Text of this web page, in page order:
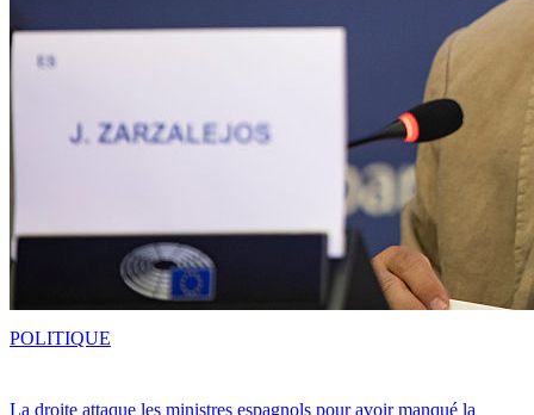
La droite attaque les ministres espagnols pour avoir manqué la
POLITIQUE